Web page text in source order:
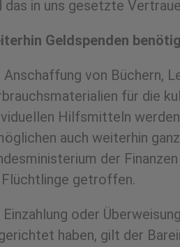
das in uns gesetzte
Geldspenden
Anschaffung von Büchern,
für die
Hilfsmitteln
auch weiterhin
der
getroffen.
Einzahlung oder
haben, gilt der